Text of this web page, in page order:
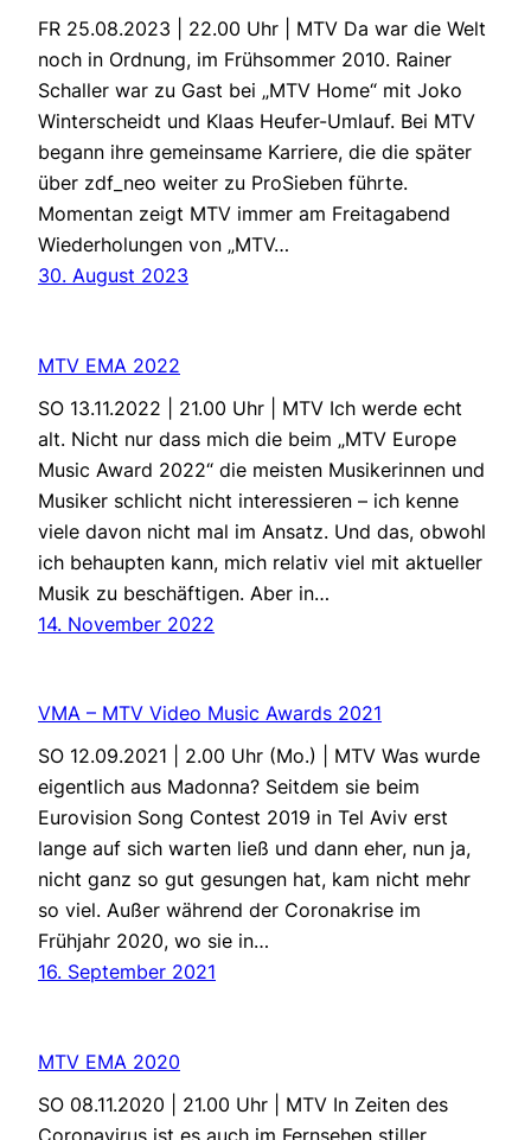
FR 25.08.2023 | 22.00 Uhr | MTV Da war die Welt
noch in Ordnung, im Frühsommer 2010. Rainer
Schaller war zu Gast bei „MTV Home“ mit Joko
Winterscheidt und Klaas Heufer-Umlauf. Bei MTV
begann ihre gemeinsame Karriere, die die später
über zdf_neo weiter zu ProSieben führte.
Momentan zeigt MTV immer am Freitagabend
Wiederholungen von „MTV…
30. August 2023
MTV EMA 2022
SO 13.11.2022 | 21.00 Uhr | MTV Ich werde echt
alt. Nicht nur dass mich die beim „MTV Europe
Music Award 2022“ die meisten Musikerinnen und
Musiker schlicht nicht interessieren – ich kenne
viele davon nicht mal im Ansatz. Und das, obwohl
ich behaupten kann, mich relativ viel mit aktueller
Musik zu beschäftigen. Aber in…
14. November 2022
VMA – MTV Video Music Awards 2021
SO 12.09.2021 | 2.00 Uhr (Mo.) | MTV Was wurde
eigentlich aus Madonna? Seitdem sie beim
Eurovision Song Contest 2019 in Tel Aviv erst
lange auf sich warten ließ und dann eher, nun ja,
nicht ganz so gut gesungen hat, kam nicht mehr
so viel. Außer während der Coronakrise im
Frühjahr 2020, wo sie in…
16. September 2021
MTV EMA 2020
SO 08.11.2020 | 21.00 Uhr | MTV In Zeiten des